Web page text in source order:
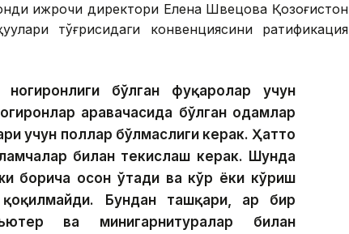
ижрочи директори Елена Швецова Қозоғистон
тўғрисидаги конвенциясини ратификация
бўлган фуқаролар учун
аравачасида бўлган одамлар
учун поллар бўлмаслиги керак. Ҳатто
билан текислаш керак. Шунда
борича осон ўтади ва кўр ёки кўриш
Бундан ташқари, ҳар бир
ва минигарнитуралар билан